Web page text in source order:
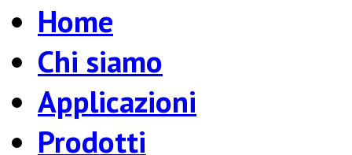
Home
Chi siamo
Applicazioni
Prodotti